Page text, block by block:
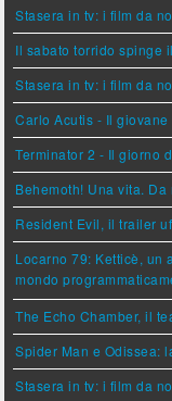
Stasera in tv: i film da
Il sabato torrido spinge
Stasera in tv: i film da
Carlo Acutis - Il
Terminator 2 - Il giorno
Behemoth! Una vita.
Resident Evil, il trailer
Locarno 79: Ketticè, un
mondo
The Echo Chamber, il
Spider Man e Odissea:
Stasera in tv: i film da